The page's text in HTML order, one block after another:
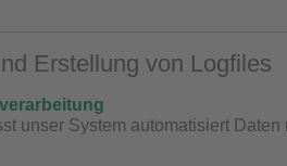
Erstellung von Logfiles
unser System automatisiert